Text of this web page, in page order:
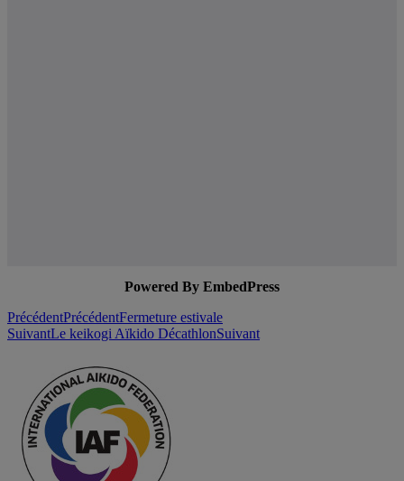
Powered By EmbedPress
PrécédentPrécédentFermeture estivale
SuivantLe keikogi Aïkido DécathlonSuivant